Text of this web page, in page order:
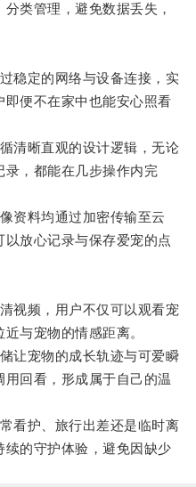
类管理，避免数据丢失，
稳定的网络与设备连接，实
便不在家中也能安心照看
清晰直观的设计逻辑，无论
录，都能在几步操作内完
资料均通过加密传输至云
放心记录与保存爱宠的点
视频，用户不仅可以观看宠
与宠物的情感距离。
让宠物的成长轨迹与可爱瞬
回看，形成属于自己的温
看护、旅行出差还是临时离
的守护体验，避免因缺少